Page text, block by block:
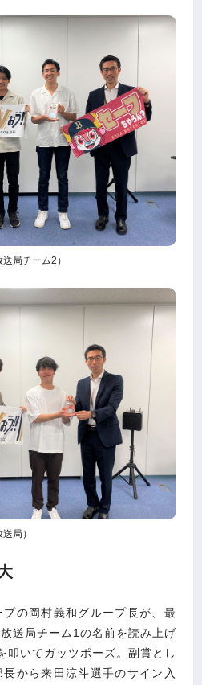
局チーム2）
局）
の岡村義和グループ長が、最
送局チーム1の名前を読み上げ
叩いてガッツポーズ。副賞とし
から来田涼斗選手のサイン入